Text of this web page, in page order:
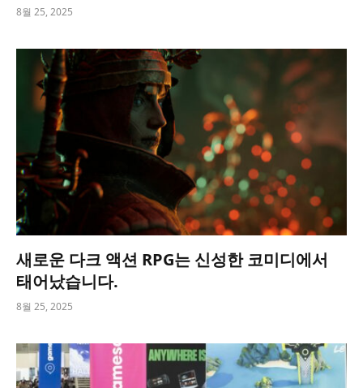
8월 25, 2025
새로운 다크 액션 RPG는 신성한 코미디에서
태어났습니다.
8월 25, 2025